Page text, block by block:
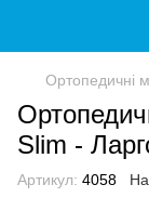
Ортопедичні
Slim -
Артикул: 4058